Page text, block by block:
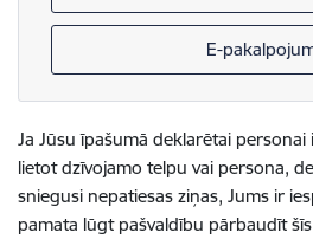
E-
Ja Jūsu īpašumā deklarētai
lietot dzīvojamo telpu vai persona,
sniegusi nepatiesas ziņas, Jums ir
pamata lūgt pašvaldību pārbaudīt